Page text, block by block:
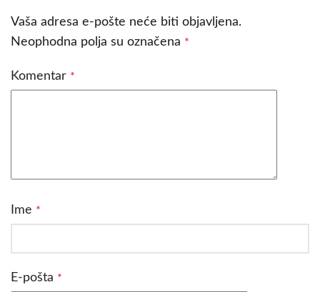
Vaša adresa e-pošte neće biti objavljena.
Neophodna polja su označena *
Komentar *
Ime *
E-pošta *